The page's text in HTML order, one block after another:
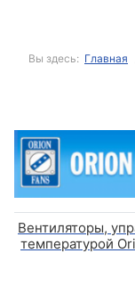
Вы здесь: Главная
Вентиляторы,
температурой